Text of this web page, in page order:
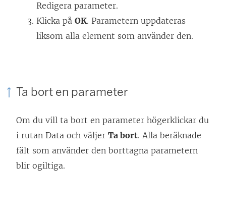
Redigera parameter.
Klicka på OK. Parametern uppdateras
liksom alla element som använder den.
Ta bort en parameter
Om du vill ta bort en parameter högerklickar du
i rutan Data och väljer Ta bort. Alla beräknade
fält som använder den borttagna parametern
blir ogiltiga.